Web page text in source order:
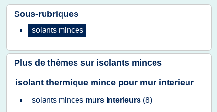
Sous-rubriques
isolants minces
Plus de thèmes sur isolants minces
isolant thermique mince pour mur interieur
isolants minces murs interieurs (8)